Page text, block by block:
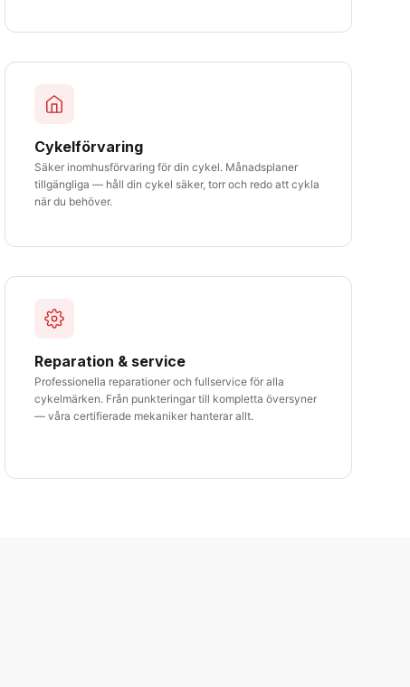
Cykelförvaring
Säker inomhusförvaring för din cykel. Månadsplaner
tillgängliga — håll din cykel säker, torr och redo att cykla
när du behöver.
Reparation & service
Professionella reparationer och fullservice för alla
cykelmärken. Från punkteringar till kompletta översyner
— våra certifierade mekaniker hanterar allt.